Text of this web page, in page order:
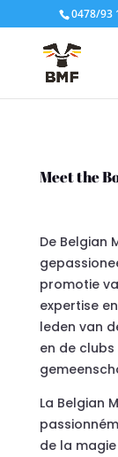
0478/93
Meet the
De Belgian
promotie
expertise
leden van
en de
La Belgian
de la